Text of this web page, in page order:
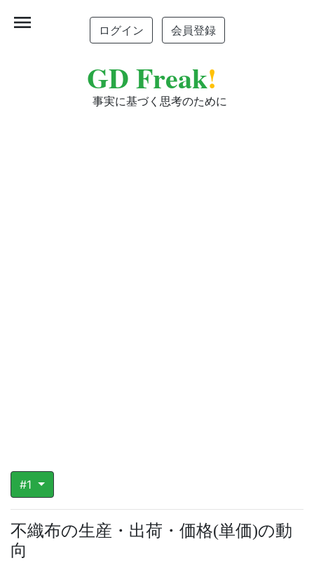
ログイン 会員登録
GD Freak!
事実に基づく思考のために
menu
#1
不織布の生産・出荷・価格(単価)の動
向